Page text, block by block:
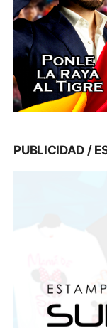
PUBLICIDAD /